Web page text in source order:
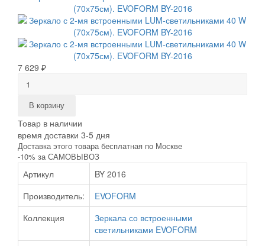
7 629 ₽
В корзину
Товар в наличии
время доставки 3-5 дня
Доставка этого товара бесплатная по Москве
-10% за САМОВЫВОЗ
Артикул
BY 2016
Производитель:
EVOFORM
Коллекция
Зеркала со встроенными
светильниками EVOFORM